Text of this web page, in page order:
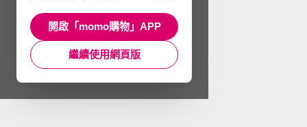
開啟「momo購物」APP
繼續使用網頁版